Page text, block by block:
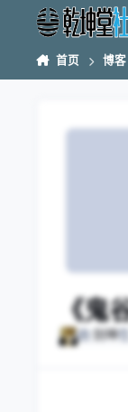
跳转到帖子
首页 博客
《鬼
由 剑坤在